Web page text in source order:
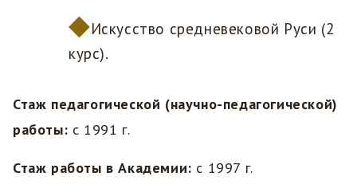
Искусство средневековой Руси (2
курс).
Стаж педагогической (научно-педагогической)
работы: с 1991 г.
Стаж работы в Академии: с 1997 г.